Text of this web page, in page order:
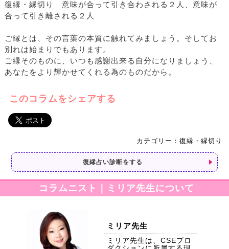
復縁・縁切り 意味が合って引き合わされる２人、意味が
合って引き離される２人
ご縁とは、その言葉の本質に触れてみましょう。そしてお
別れは始まりでもあります。
ご縁そのものに、いつも感謝出来る自分になりましょう、
あなたをより輝かせてくれる為のものだから。
このコラムをシェアする
カテゴリー：復縁・縁切り
復縁占い診断をする
コラムニスト｜ミリア先生について
ミリア先生
ミリア先生は、CSEプロ